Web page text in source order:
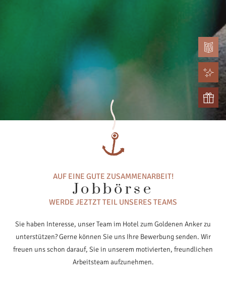
AUF EINE GUTE ZUSAMMENARBEIT!
Jobbörse
WERDE JEZTZT TEIL UNSERES TEAMS
Sie haben Interesse, unser Team im Hotel zum Goldenen Anker zu
unterstützen? Gerne können Sie uns Ihre Bewerbung senden. Wir
freuen uns schon darauf, Sie in unserem motivierten, freundlichen
Arbeitsteam aufzunehmen.